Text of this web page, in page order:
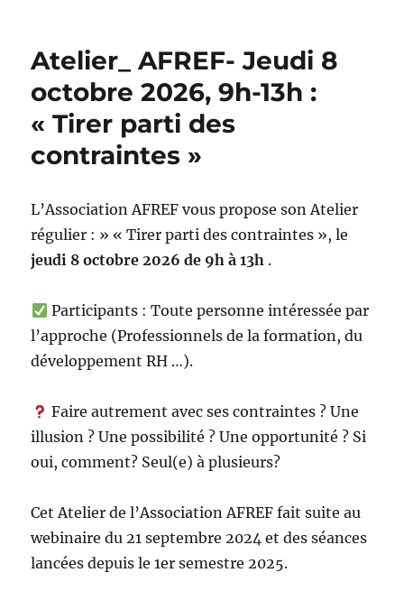
Atelier_ AFREF- Jeudi 8
octobre 2026, 9h-13h :
« Tirer parti des
contraintes »
L’Association AFREF vous propose son Atelier
régulier : » « Tirer parti des contraintes », le
jeudi 8 octobre 2026 de 9h à 13h .
Participants : Toute personne intéressée par
l’approche (Professionnels de la formation, du
développement RH …).
Faire autrement avec ses contraintes ? Une
illusion ? Une possibilité ? Une opportunité ? Si
oui, comment? Seul(e) à plusieurs?
Cet Atelier de l’Association AFREF fait suite au
webinaire du 21 septembre 2024 et des séances
lancées depuis le 1er semestre 2025.